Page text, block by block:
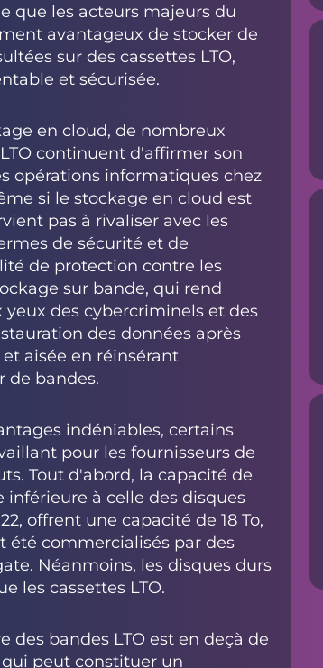
que les acteurs majeurs du
avantageux de stocker de
sur des cassettes LTO,
et sécurisée.
en cloud, de nombreux
continuent d'affirmer son
opérations informatiques chez
si le stockage en cloud est
pas à rivaliser avec les
de sécurité et de
de protection contre les
sur bande, qui rend
des cybercriminels et des
des données après
aisée en réinsérant
de bandes.
indéniables, certains
pour les fournisseurs de
Tout d'abord, la capacité de
inférieure à celle des disques
offrent une capacité de 18 To,
été commercialisés par des
Néanmoins, les disques durs
les cassettes LTO.
des bandes LTO est en deçà de
qui peut constituer un